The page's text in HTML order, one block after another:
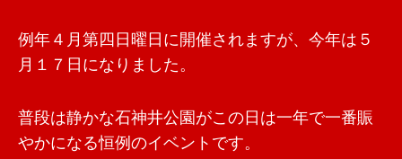
例年４月第四日曜日に開催されますが、今年は５
月１７日になりました。
普段は静かな石神井公園がこの日は一年で一番賑
やかになる恒例のイベントです。